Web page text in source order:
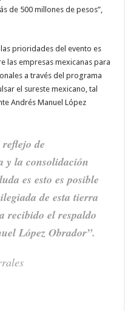
de 500 millones de pesos”,
prioridades del evento es
las empresas mexicanas para
a través del programa
el sureste mexicano, tal
Andrés Manuel López
de
y la consolidación
es esto es posible
de esta tierra
recibido el respaldo
López Obrador”.